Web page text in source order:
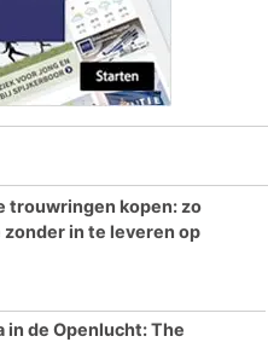
trouwringen kopen: zo
zonder in te leveren op
in de Openlucht: The